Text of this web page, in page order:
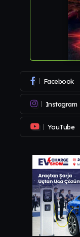
Facebook
Instagram
YouTube